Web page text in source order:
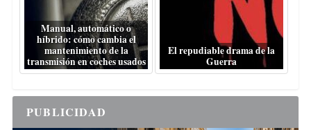
Manual, automático o
híbrido: cómo cambia el
mantenimiento de la
transmisión en coches usados
El repudiable drama de la
Guerra
PUBLICIDAD